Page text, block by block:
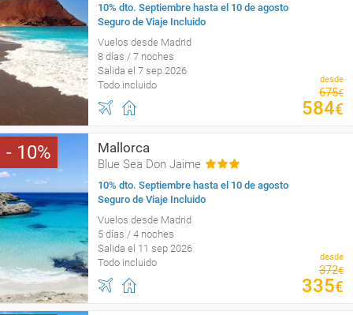
10% dto. Septiembre hasta el 10 de agosto
Seguro de Viaje Incluido
Vuelos desde Madrid
8 días / 7 noches
Salida el 7 sep 2026
Todo incluido
desde
675€
584€
10 Mallorca
Blue Sea Don Jaime
10% dto. Septiembre hasta el 10 de agosto
Seguro de Viaje Incluido
Vuelos desde Madrid
5 días / 4 noches
Salida el 11 sep 2026
Todo incluido
desde
372€
335€